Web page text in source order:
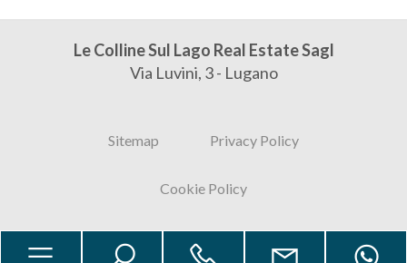
Le Colline Sul Lago Real Estate Sagl
Via Luvini, 3 - Lugano
Sitemap Privacy Policy
Cookie Policy